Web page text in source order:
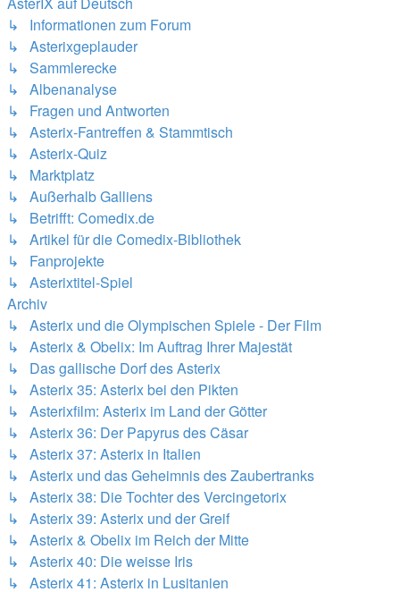
↳ Informationen zum Forum
↳ Asterixgeplauder
↳ Sammlerecke
↳ Albenanalyse
↳ Fragen und Antworten
↳ Asterix-Fantreffen & Stammtisch
↳ Asterix-Quiz
↳ Marktplatz
↳ Außerhalb Galliens
↳ Betrifft: Comedix.de
↳ Artikel für die Comedix-Bibliothek
↳ Fanprojekte
↳ Asterixtitel-Spiel
Archiv
↳ Asterix und die Olympischen Spiele - Der Film
↳ Asterix & Obelix: Im Auftrag Ihrer Majestät
↳ Das gallische Dorf des Asterix
↳ Asterix 35: Asterix bei den Pikten
↳ Asterixfilm: Asterix im Land der Götter
↳ Asterix 36: Der Papyrus des Cäsar
↳ Asterix 37: Asterix in Italien
↳ Asterix und das Geheimnis des Zaubertranks
↳ Asterix 38: Die Tochter des Vercingetorix
↳ Asterix 39: Asterix und der Greif
↳ Asterix & Obelix im Reich der Mitte
↳ Asterix 40: Die weisse Iris
↳ Asterix 41: Asterix in Lusitanien